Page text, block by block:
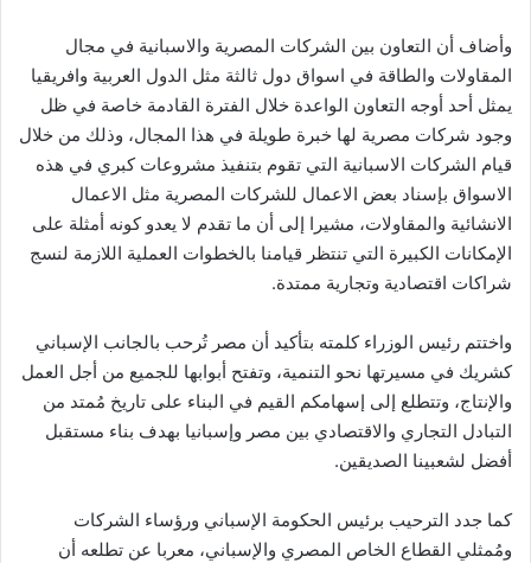
وأضاف أن التعاون بين الشركات المصرية والاسبانية في مجال
المقاولات والطاقة في اسواق دول ثالثة مثل الدول العربية وافريقيا
يمثل أحد أوجه التعاون الواعدة خلال الفترة القادمة خاصة في ظل
وجود شركات مصرية لها خبرة طويلة في هذا المجال، وذلك من خلال
قيام الشركات الاسبانية التي تقوم بتنفيذ مشروعات كبري في هذه
الاسواق بإسناد بعض الاعمال للشركات المصرية مثل الاعمال
الانشائية والمقاولات، مشيرا إلى أن ما تقدم لا يعدو كونه أمثلة على
الإمكانات الكبيرة التي تنتظر قيامنا بالخطوات العملية اللازمة لنسج
شراكات اقتصادية وتجارية ممتدة.
واختتم رئيس الوزراء كلمته بتأكيد أن مصر تُرحب بالجانب الإسباني
كشريك في مسيرتها نحو التنمية، وتفتح أبوابها للجميع من أجل العمل
والإنتاج، وتتطلع إلى إسهامكم القيم في البناء على تاريخ مُمتد من
التبادل التجاري والاقتصادي بين مصر وإسبانيا بهدف بناء مستقبل
أفضل لشعبينا الصديقين.
كما جدد الترحيب برئيس الحكومة الإسباني ورؤساء الشركات
ومُمثلي القطاع الخاص المصري والإسباني، معربا عن تطلعه أن